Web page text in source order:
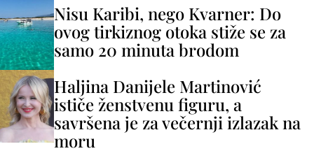
Nisu Karibi, nego Kvarner: Do
ovog tirkiznog otoka stiže se za
samo 20 minuta brodom
Haljina Danijele Martinović
ističe ženstvenu figuru, a
savršena je za večernji izlazak na
moru